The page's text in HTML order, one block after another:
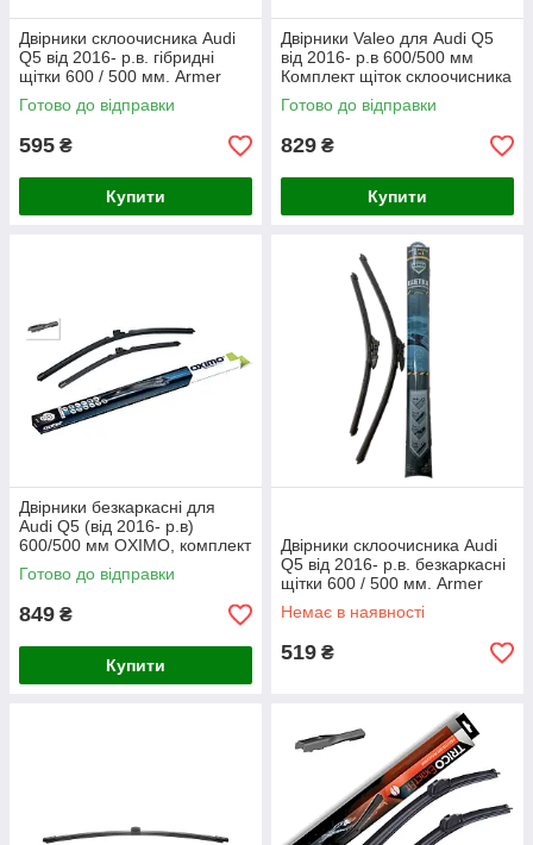
Двірники склоочисника Audi
Q5 від 2016- р.в. гібридні
щітки 600 / 500 мм. Armer
(комплект 2 шт.)
Готово до відправки
595 ₴
Купити
Двірники Valeo для Audi Q5
від 2016- р.в 600/500 мм
Комплект щіток склоочисника
безкаркасних 2 шт.
Готово до відправки
829 ₴
Купити
Двірники безкаркасні для
Audi Q5 (від 2016- р.в)
600/500 мм OXIMO, комплект
склоочисників (2 шт)
Готово до відправки
849 ₴
Купити
Двірники склоочисника Audi
Q5 від 2016- р.в. безкаркасні
щітки 600 / 500 мм. Armer
(комплект 2 шт.)
Немає в наявності
519 ₴